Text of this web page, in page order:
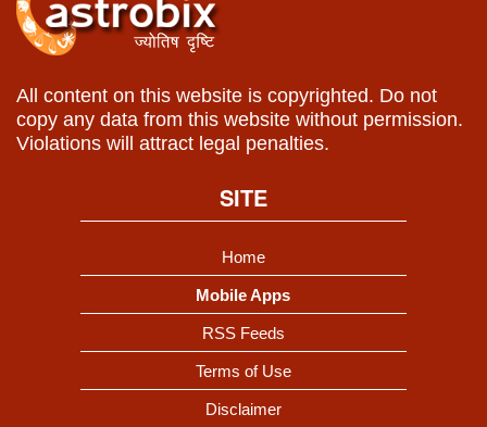
All content on this website is copyrighted. Do not
copy any data from this website without permission.
Violations will attract legal penalties.
SITE
Home
Mobile Apps
RSS Feeds
Terms of Use
Disclaimer